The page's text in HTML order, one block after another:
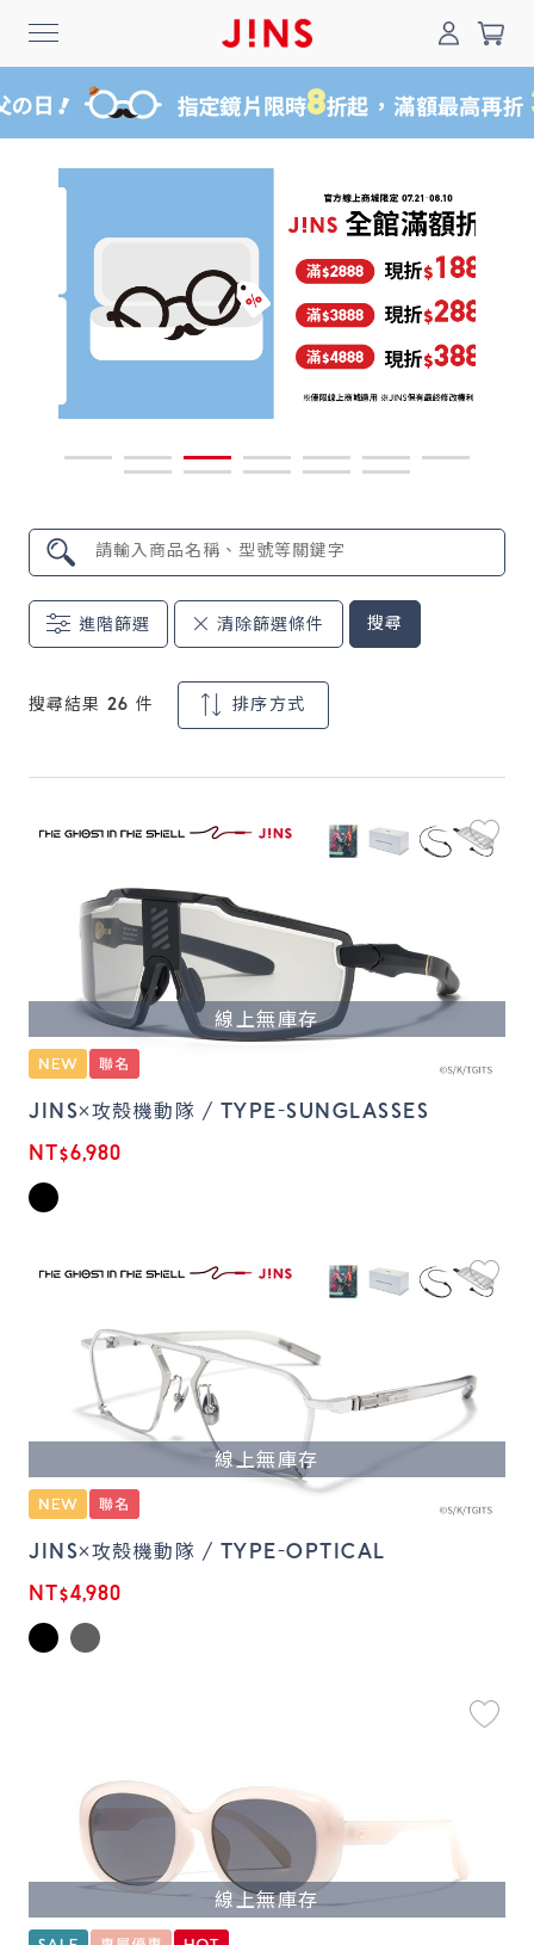
我的最愛
News
鏡片說明
Lens
常見問題
0
搜尋
進階篩選 清除篩選條件 搜尋
搜尋結果 26 件 排序方式
線上無庫存
JINS×攻殼機動隊 / TYPE-SUNGLASSES
NT$6,980
線上無庫存
JINS×攻殼機動隊 / TYPE-OPTICAL
NT$4,980
線上無庫存